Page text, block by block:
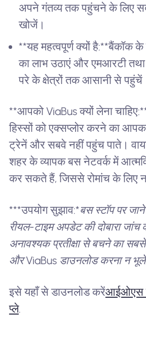
अपने गंतव्य तक पहुंचने के लिए
खोजें।
**यह महत्वपूर्ण क्यों है:**बैंकॉक
का लाभ उठाएं और एमआरटी तथा
परे के क्षेत्रों तक आसानी से
**आपको ViaBus क्यों लेना
हिस्सों को एक्सप्लोर करने का
ट्रेनें और सबवे नहीं पहुंच पाते।
शहर के व्यापक बस नेटवर्क में
कर सकते हैं, जिससे रोमांच के लिए
***उपयोग सुझाव:*बस स्टॉप पर
रीयल-टाइम अपडेट की दोबारा
अनावश्यक प्रतीक्षा से बचने का
और ViaBus डाउनलोड करना न
इसे यहाँ से डाउनलोड करेंआईओएस
प्ले.